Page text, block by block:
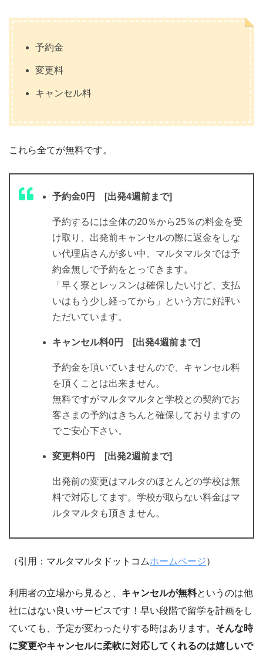
予約金
変更料
キャンセル料
これら全てが無料です。
予約金0円 [出発4週前まで]
予約するには全体の20％から25％の料金を受
け取り、出発前キャンセルの際に返金をしな
い代理店さんが多い中、マルタマルタでは予
約金無しで予約をとってきます。
「早く寮とレッスンは確保したいけど、支払
いはもう少し経ってから」という方に好評い
ただいています。
キャンセル料0円 [出発4週前まで]
予約金を頂いていませんので、キャンセル料
を頂くことは出来ません。
無料ですがマルタマルタと学校との契約でお
客さまの予約はきちんと確保しておりますの
でご安心下さい。
変更料0円 [出発2週前まで]
出発前の変更はマルタのほとんどの学校は無
料で対応してます。学校が取らない料金はマ
ルタマルタも頂きません。
（引用：マルタマルタドットコムホームページ）
利用者の立場から見ると、 キャンセルが無料というのは他
社にはない良いサービスです！早い段階で留学を計画をし
ていても、予定が変わったりする時はあります。 そんな時
に変更やキャンセルに柔軟に対応してくれるのは嬉しいで